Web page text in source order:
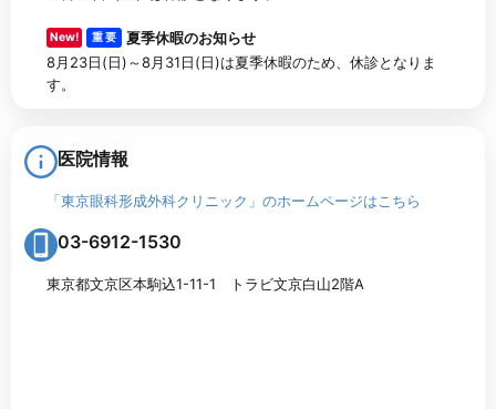
New! 重 要
夏季休暇のお知らせ
8月23日(日)～8月31日(日)は夏季休暇のため、休診となりま
す。
医院情報
「東京眼科形成外科クリニック」のホームページはこちら
03-6912-1530
東京都文京区本駒込1-11-1 トラビ文京白山2階A